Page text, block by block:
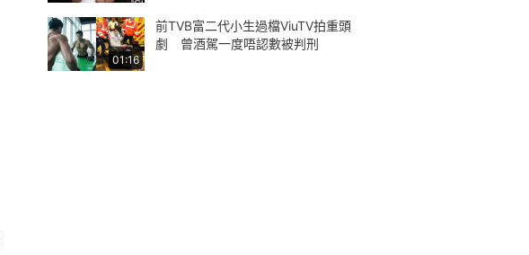
01:16
前TVB富二代小生過檔ViuTV拍重頭
劇 曾酒駕一度唔認數被判刑